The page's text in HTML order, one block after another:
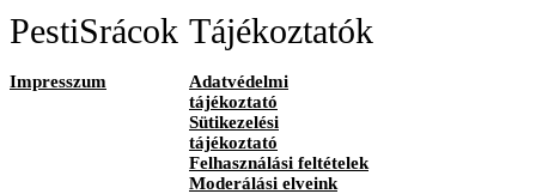
PestiSrácok
Impresszum
Tájékoztatók
Adatvédelmi
tájékoztató
Sütikezelési
tájékoztató
Felhasználási feltételek
Moderálási elveink